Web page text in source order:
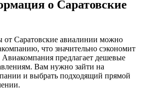
о Саратовские
Саратовские авиалинии можно
что значительно сэкономит
предлагает дешевые
Вам нужно зайти на
и выбрать подходящий прямой